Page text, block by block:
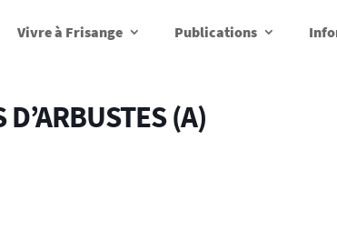
Vivre à Frisange Publications
(A)